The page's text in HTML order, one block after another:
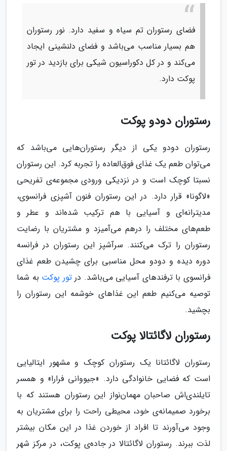
فضای رستوران تم سیاه و سفید دارد. نور رستوران
هم بسیار مناسب می‌باشد و فضای دلنشینی ایجاد
می‌کند و در کل دکوراسیون شیکی برای بازدید در تور
پوکت دارد.
رستوران دودو پوکت
رستوران دودو یکی از دیگر رستوران‌هایی می‌باشد که
می‌توان طعم یک غذای فوق‌العاده را تجربه کرد. این رستوران
نسبتا کوچک است و در نزدیکی ورودی مجموعه‌ی تفریحی
«لاگونا» قرار دارد. در این رستوران فنون آشپزی فرانسوی،
مدیترانه‌ای و آسیایی با هم ترکیب شده‌اند و عطر و
طعم‌‌های مختلف را درهم می‌آمیزد و مشتریان با رضایت
رستوران را ترک می‌کنند. سرآشپز این رستوران در فرانسه
دوره دیده و دودو محل مناسبی برای چشیدن طعم غذای
فرانسوی با ترفندهای آسیایی می‌باشد. درتور پوکت به شما
توصیه می‌کنیم طعم این غذاهای خوشمه این رستوران را
بچشید.
رستوران لاگائتالا پوکت
رستوران لاگائتانا یک رستوران کوچک و مشهور ایتالیایی
است که فضایی خانوادگی دارد. «جیووانی فرارا» و همسر
تایلندی‌اش صاحبان مهمان‌نواز این رستوران هستند که با
برخورد صمیمانه‌ی خود، محیطی راحت را برای مشتریان به
وجود می‌آورند تا افراد از خوردن غذا در این مکان بیشتر
لذت ببرند. رستوران لاگائتالا در جاده‌ی پوکت، در مرکز شهر